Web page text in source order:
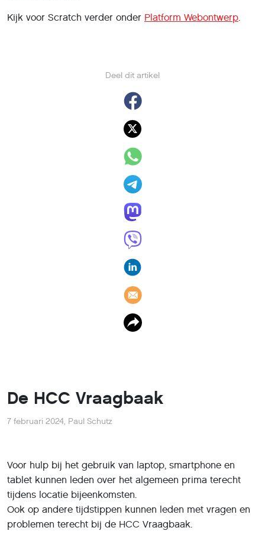
Deel dit artikel
Kijk voor Scratch verder onder Platform Webontwerp.
De HCC Vraagbaak
7 februari 2024, Paul Schutz
Voor hulp bij het gebruik van laptop, smartphone en
tablet kunnen leden over het algemeen prima terecht
tijdens locatie bijeenkomsten.
Ook op andere tijdstippen kunnen leden met vragen en
problemen terecht bij de HCC Vraagbaak.